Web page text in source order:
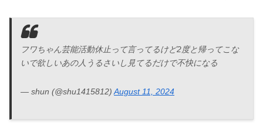
フワちゃん芸能活動休止って言ってるけど2度と帰ってこな
いで欲しいあの人うるさいし見てるだけで不快になる
— shun (@shu1415812) August 11, 2024